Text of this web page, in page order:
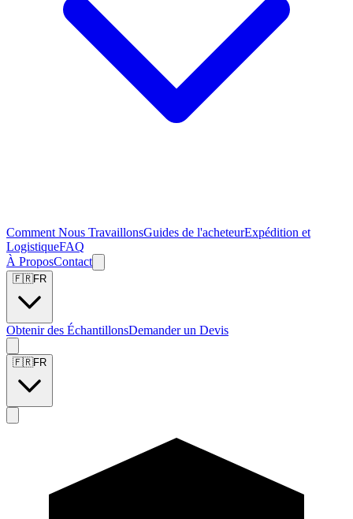
Comment Nous TravaillonsGuides de l'acheteurExpédition et
LogistiqueFAQ
À ProposContact
🇫🇷FR
Obtenir des ÉchantillonsDemander un Devis
🇫🇷FR